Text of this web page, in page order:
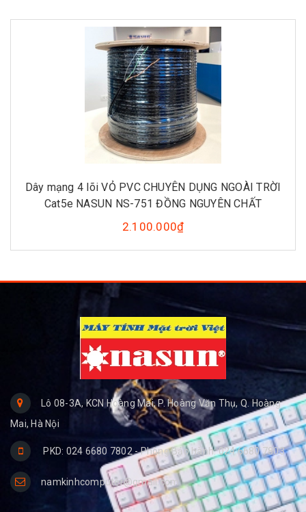
Dây mạng 4 lõi VỎ PVC CHUYÊN DỤNG NGOÀI TRỜI
Cat5e NASUN NS-751 ĐỒNG NGUYÊN CHẤT
2.100.000₫
Lô 08-3A, KCN Hoàng Mai, P. Hoàng Văn Thụ, Q. Hoàng
Mai, Hà Nội
PKD: 024 6680 7802 - Phòng Bảo hành: 024 6680 7803
namkinhcomputer@gmail.com